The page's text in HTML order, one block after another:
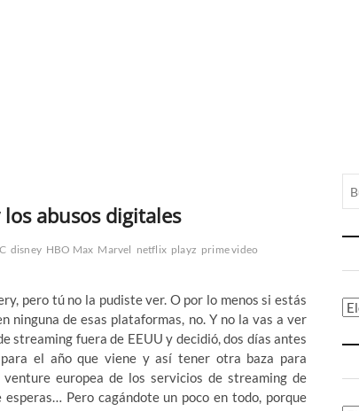
abusos digitales
disney HBO Max Marvel netflix playz prime video
pero tú no la pudiste ver. O por lo menos si estás
ninguna de esas plataformas, no. Y no la vas a ver
streaming fuera de EEUU y decidió, dos días antes
el año que viene y así tener otra baza para
europea de los servicios de streaming de
Pero cagándote un poco en todo, porque